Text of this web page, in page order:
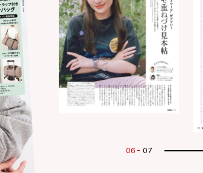
07 07